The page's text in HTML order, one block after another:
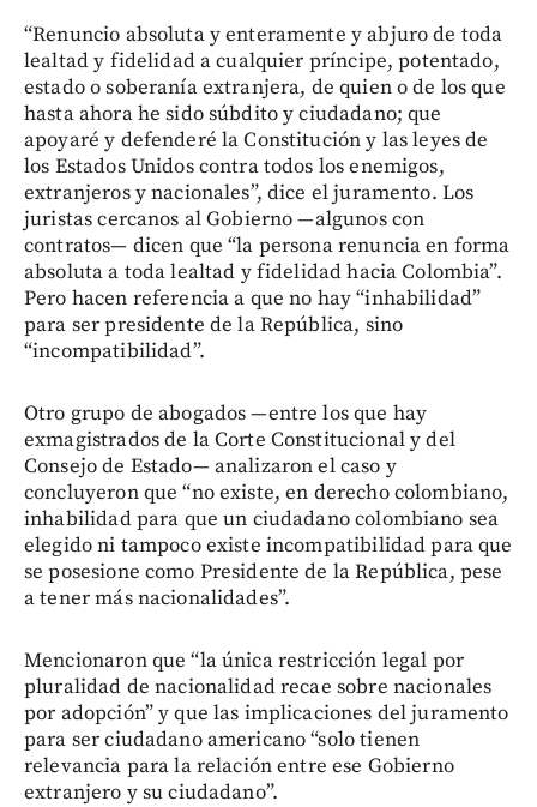
“Renuncio absoluta y enteramente y abjuro de toda
lealtad y fidelidad a cualquier príncipe, potentado,
estado o soberanía extranjera, de quien o de los que
hasta ahora he sido súbdito y ciudadano; que
apoyaré y defenderé la Constitución y las leyes de
los Estados Unidos contra todos los enemigos,
extranjeros y nacionales”, dice el juramento. Los
juristas cercanos al Gobierno —algunos con
contratos— dicen que “la persona renuncia en forma
absoluta a toda lealtad y fidelidad hacia Colombia”.
Pero hacen referencia a que no hay “inhabilidad”
para ser presidente de la República, sino
“incompatibilidad”.
Otro grupo de abogados —entre los que hay
exmagistrados de la Corte Constitucional y del
Consejo de Estado— analizaron el caso y
concluyeron que “no existe, en derecho colombiano,
inhabilidad para que un ciudadano colombiano sea
elegido ni tampoco existe incompatibilidad para que
se posesione como Presidente de la República, pese
a tener más nacionalidades”.
Mencionaron que “la única restricción legal por
pluralidad de nacionalidad recae sobre nacionales
por adopción” y que las implicaciones del juramento
para ser ciudadano americano “solo tienen
relevancia para la relación entre ese Gobierno
extranjero y su ciudadano”.